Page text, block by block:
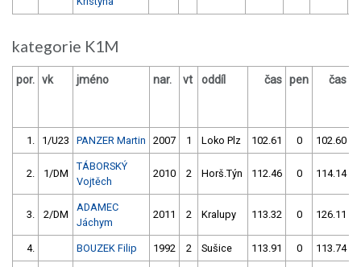
kategorie K1M
por. vk jméno nar. vt oddíl čas pen čas
1. 1/U23 PANZER Martin 2007 1 Loko Plz 102.61 0 102.60
2. 1/DM
TÁBORSKÝ
Vojtěch
2010 2 Horš.Týn 112.46 0 114.14
3. 2/DM
ADAMEC
Jáchym
2011 2 Kralupy 113.32 0 126.11
4. BOUZEK Filip 1992 2 Sušice 113.91 0 113.74